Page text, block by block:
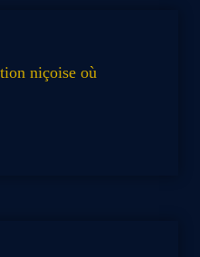
niçoise où